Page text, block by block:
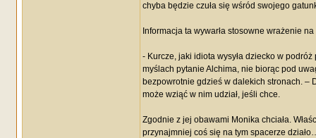
chyba będzie czuła się wśród swojego
Informacja ta wywarła stosowne wrażenie
- Kurcze, jaki idiota wysyła dziecko w
myślach pytanie Alchima, nie biorąc pod
bezpowrotnie gdzieś w dalekich stronach. –
może wziąć w nim udział, jeśli chce.
Zgodnie z jej obawami Monika chciała.
przynajmniej coś się na tym spacerze